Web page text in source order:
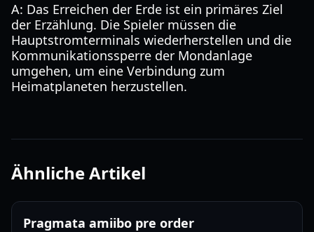
A: Das Erreichen der Erde ist ein primäres Ziel
der Erzählung. Die Spieler müssen die
Hauptstromterminals wiederherstellen und die
Kommunikationssperre der Mondanlage
umgehen, um eine Verbindung zum
Heimatplaneten herzustellen.
Ähnliche Artikel
Pragmata amiibo pre order